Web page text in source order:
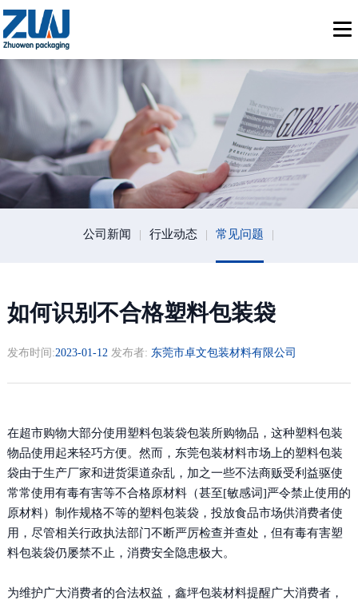
公司新闻 | 行业动态 | 常见问题 |
如何识别不合格塑料包装袋
发布时间:2023-01-12 发布者: 东莞市卓文包装材料有限公司
在超市购物大部分使用塑料包装袋包装所购物品，这种塑料包装
物品使用起来轻巧方便。然而，东莞包装材料市场上的塑料包装
袋由于生产厂家和进货渠道杂乱，加之一些不法商贩受利益驱使
常常使用有毒有害等不合格原材料（甚至[敏感词]严令禁止使用的
原材料）制作规格不等的塑料包装袋，投放食品市场供消费者使
用，尽管相关行政执法部门不断严厉检查并查处，但有毒有害塑
料包装袋仍屡禁不止，消费安全隐患极大。
为维护广大消费者的合法权益，鑫坪包装材料提醒广大消费者，